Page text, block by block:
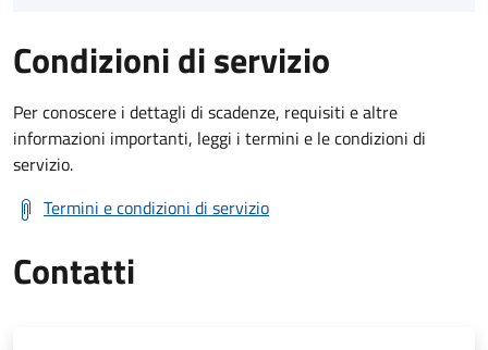
Condizioni di servizio
Per conoscere i dettagli di scadenze, requisiti e altre
informazioni importanti, leggi i termini e le condizioni di
servizio.
Termini e condizioni di servizio
Contatti